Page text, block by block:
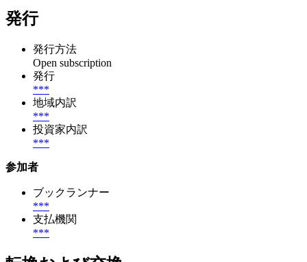
発行
発行方法
Open subscription
発行
***
地域内訳
***
投資家内訳
***
参加者
ブックランナー
***
支払機関
***